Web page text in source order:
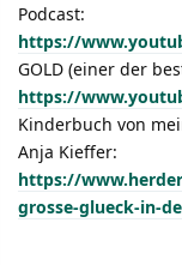
Podcast:
https://
GOLD (einer der
https://
Kinderbuch von
Anja Kieffer:
https://
grosse-glueck-in-